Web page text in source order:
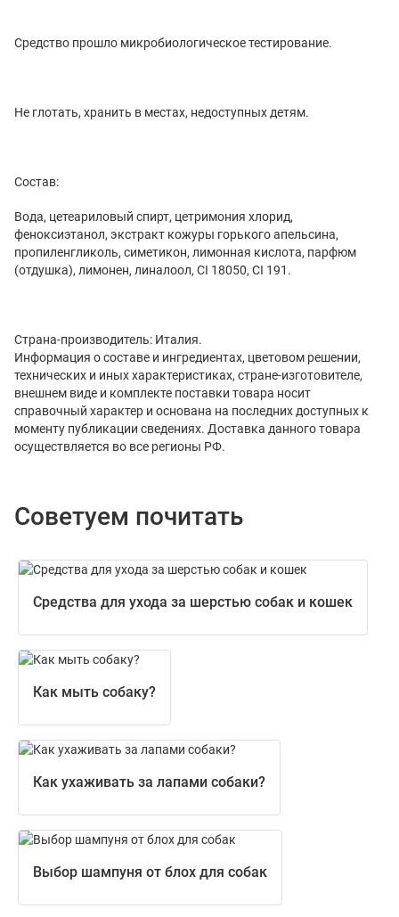
Средство прошло микробиологическое тестирование.
Не глотать, хранить в местах, недоступных детям.
Состав:
Вода, цетеариловый спирт, цетримония хлорид,
феноксиэтанол, экстракт кожуры горького апельсина,
пропиленгликоль, симетикон, лимонная кислота, парфюм
(отдушка), лимонен, линалоол, СІ 18050, СІ 191.
Страна-производитель: Италия.
Информация о составе и ингредиентах, цветовом решении,
технических и иных характеристиках, стране-изготовителе,
внешнем виде и комплекте поставки товара носит
справочный характер и основана на последних доступных к
моменту публикации сведениях. Доставка данного товара
осуществляется во все регионы РФ.
Советуем почитать
Средства для ухода за шерстью собак и кошек
Как мыть собаку?
Как ухаживать за лапами собаки?
Выбор шампуня от блох для собак